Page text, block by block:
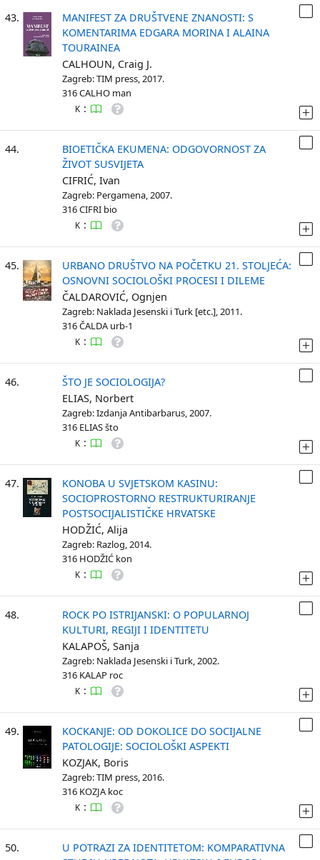
43.
MANIFEST ZA DRUŠTVENE ZNANOSTI: S
KOMENTARIMA EDGARA MORINA I ALAINA
TOURAINEA
CALHOUN, Craig J.
Zagreb: TIM press, 2017.
316 CALHO man
K :
44.
BIOETIČKA EKUMENA: ODGOVORNOST ZA
ŽIVOT SUSVIJETA
CIFRIĆ, Ivan
Zagreb: Pergamena, 2007.
316 CIFRI bio
K :
45.
URBANO DRUŠTVO NA POČETKU 21. STOLJEĆA:
OSNOVNI SOCIOLOŠKI PROCESI I DILEME
ČALDAROVIĆ, Ognjen
Zagreb: Naklada Jesenski i Turk [etc.], 2011.
316 ČALDA urb-1
K :
46.
ŠTO JE SOCIOLOGIJA?
ELIAS, Norbert
Zagreb: Izdanja Antibarbarus, 2007.
316 ELIAS što
K :
47.
KONOBA U SVJETSKOM KASINU:
SOCIOPROSTORNO RESTRUKTURIRANJE
POSTSOCIJALISTIČKE HRVATSKE
HODŽIĆ, Alija
Zagreb: Razlog, 2014.
316 HODŽIĆ kon
K :
48.
ROCK PO ISTRIJANSKI: O POPULARNOJ
KULTURI, REGIJI I IDENTITETU
KALAPOŠ, Sanja
Zagreb: Naklada Jesenski i Turk, 2002.
316 KALAP roc
K :
49.
KOCKANJE: OD DOKOLICE DO SOCIJALNE
PATOLOGIJE: SOCIOLOŠKI ASPEKTI
KOZJAK, Boris
Zagreb: TIM press, 2016.
316 KOZJA koc
K :
50.
U POTRAZI ZA IDENTITETOM: KOMPARATIVNA